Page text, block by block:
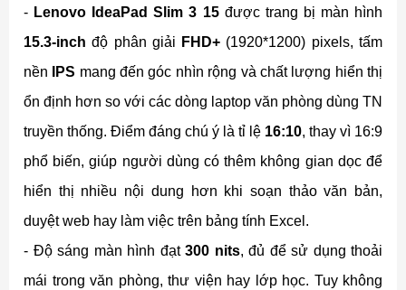
- Lenovo IdeaPad Slim 3 15được trang bị màn hình
15.3-inchđộ phân giải FHD+ (1920*1200) pixels, tấm
nền
IPS mang đến góc nhìn rộng và chất lượng hiển thị
ổn định hơn so với các dòng laptop văn phòng dùng TN
truyền thống. Điểm đáng chú ý là tỉ lệ 16:10, thay vì 16:9
phổ biến, giúp người dùng có thêm không gian dọc để
hiển thị nhiều nội dung hơn khi soạn thảo văn bản,
duyệt web hay làm việc trên bảng tính Excel.
- Độ sáng màn hình đạt 300 nits, đủ để sử dụng thoải
mái trong văn phòng, thư viện hay lớp học. Tuy không